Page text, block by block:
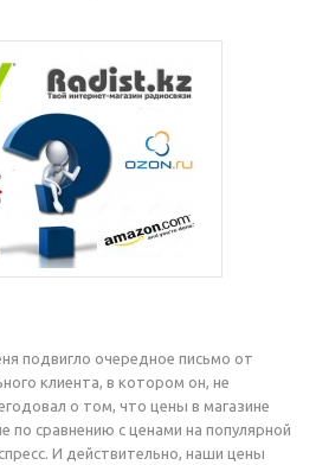
подвигло очередное письмо от
клиента, в котором он, не
о том, что цены в магазине
по сравнению с ценами на популярной
И действительно, наши цены